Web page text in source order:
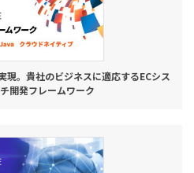
現。貴社のビジネスに適応するECシス
開発フレームワーク